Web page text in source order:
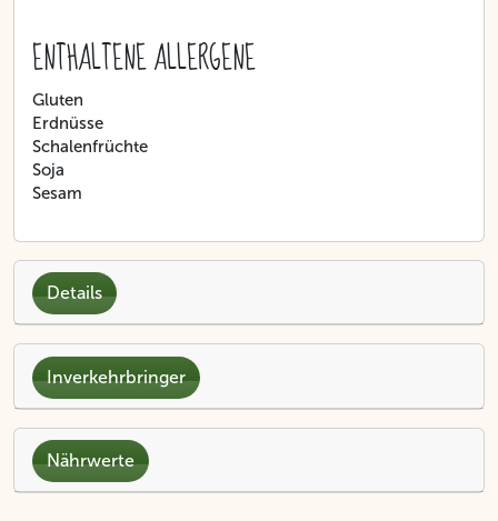
ENTHALTENE ALLERGENE
Gluten
Erdnüsse
Schalenfrüchte
Soja
Sesam
Details
Inverkehrbringer
Nährwerte